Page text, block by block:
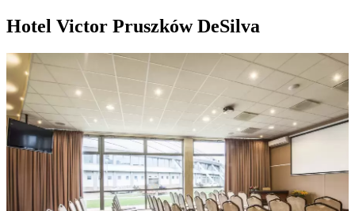
Hotel Victor Pruszków DeSilva